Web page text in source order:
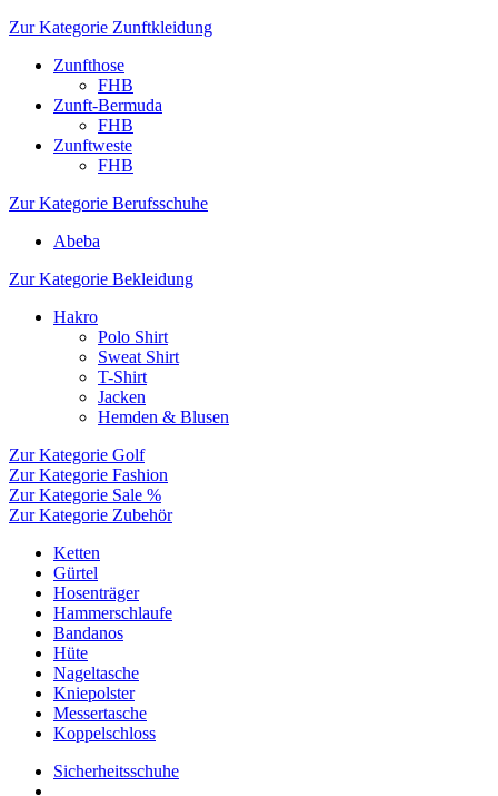
Zur Kategorie Zunftkleidung
Zunfthose
FHB
Zunft-Bermuda
FHB
Zunftweste
FHB
Zur Kategorie Berufsschuhe
Abeba
Zur Kategorie Bekleidung
Hakro
Polo Shirt
Sweat Shirt
T-Shirt
Jacken
Hemden & Blusen
Zur Kategorie Golf
Zur Kategorie Fashion
Zur Kategorie Sale %
Zur Kategorie Zubehör
Ketten
Gürtel
Hosenträger
Hammerschlaufe
Bandanos
Hüte
Nageltasche
Kniepolster
Messertasche
Koppelschloss
Sicherheitsschuhe